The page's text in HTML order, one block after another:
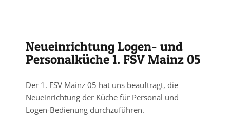
Neueinrichtung Logen- und
Personalküche 1. FSV Mainz 05
Der 1. FSV Mainz 05 hat uns beauftragt, die
Neueinrichtung der Küche für Personal und
Logen-Bedienung durchzuführen.